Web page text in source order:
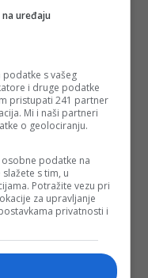
su imale iskustvo
više. Valjda
retraumatizaciju.
lista,Dražen
objavljivanja
teksta pomislila na
se imenom može
će bez sumnje
stasavaju, da žive u
biti sve manje. Ili
ne pokušavajući ih
uređaju
s vašeg
i druge podatke
pristupati 241 partner
Mi i naši partneri
o geolociranju.
podatke na
s tim, u
Potražite vezu pri
za upravljanje
privatnosti i